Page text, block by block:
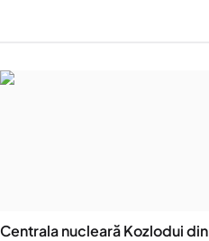
Centrala nucleară Kozlodui din